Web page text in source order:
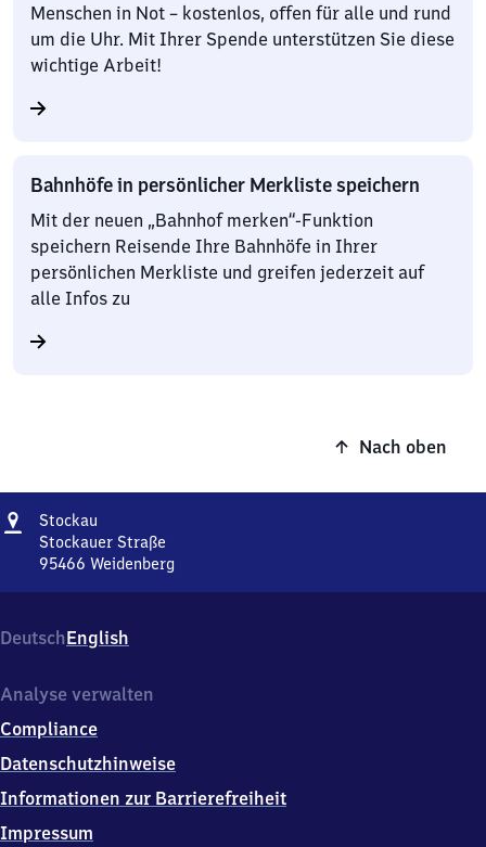
Menschen in Not – kostenlos, offen für alle und rund
um die Uhr. Mit Ihrer Spende unterstützen Sie diese
wichtige Arbeit!
Bahnhöfe in persönlicher Merkliste speichern
Mit der neuen „Bahnhof merken“-Funktion
speichern Reisende Ihre Bahnhöfe in Ihrer
persönlichen Merkliste und greifen jederzeit auf
alle Infos zu
Nach oben
Adresse
Stockau
Stockauer Straße
95466 Weidenberg
Straße,
9
4
6
Weidenberg
DeutschEnglish
Analyse verwalten
Compliance
Datenschutzhinweise
Informationen zur Barrierefreiheit
Impressum